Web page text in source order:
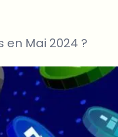
Mai 2024 ?